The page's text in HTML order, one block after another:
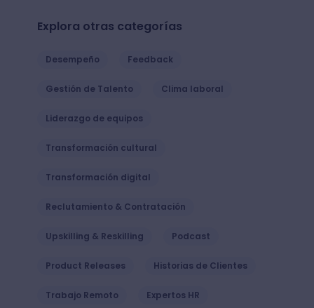
Explora otras categorías
Desempeño Feedback
Gestión de Talento Clima laboral
Liderazgo de equipos
Transformación cultural
Transformación digital
Reclutamiento & Contratación
Upskilling & Reskilling Podcast
Product Releases Historias de Clientes
Trabajo Remoto Expertos HR